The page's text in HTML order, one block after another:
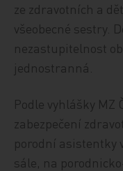
ze zdravotních a
všeobecné sestry.
nezastupitelnost
jednostranná.
Podle vyhlášky MZ
zabezpečení
porodní asistentky
sále, na